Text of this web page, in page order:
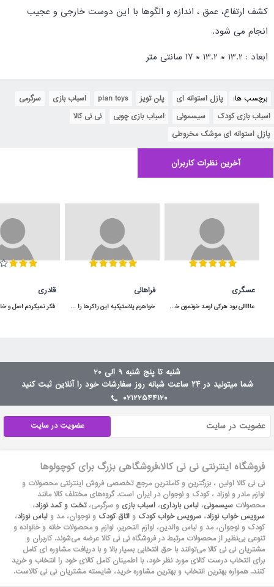
کشف ارتفاع، عمق ، اندازه و الگوها با این دوست خارجی و عجیب
انجام می شود.
ابعاد : 13.2 * 13.2 * 17 سانتی متر
برچسب ها: پازل استوانه ای پلن تویز plan toys اسباب بازی سرگرمی
اسباب بازی کودک
سیسمونی اسباب بازی چوبی نی نی کالا
پازل استوانه ای موشک مخروطی
آخرین نظرات کاربران
عسگری
عاااالی بود هرکی اومد خونمون خوشش اومده هرچند که رنگ قسمت قهوه ایش دقیقا مثل عکس نبود و تیره تر هست .
فراهانی
خواهرم پلاستیکیه این راکرها را برای دخترش خریده بود ولی اصلا خوب نبود و تعادل بچه حفظ نمیشد ولی من این راکر چوبی را خریدم خیلی عالی بود مرسی
قادری
شنبه تا پنج شنبه 9 الی 20
شما میتونید در ۲۴ ساعت شبانه روز سفارشات خود را آنلاین ثبت کنید
02122544120
عضویت در سایت
فروشگاه اینترنتی نی نی کالا،فروشگاهی بزرگ برای کوچولوها
نی نی کالا اولین ، بزرگترین و کاملترین مرجع تخصصی فروش اینترنتی محصولات و
لوازم مادر و نوزاد ، کودک و نوجوان در ایران است. گروه‏‏‌های مختلف کالا مانند
محصولات سیسمونی، لباس بارداری، اسباب بازی و سرگرمی،تخت و کمد نوزاد،
سرویس خواب نوزاد، سرویس خواب کودک و اتاق کودک و نوجوان، مد و لباس نوزاد،
کودک و نوجوان، مد و لباس والدین، لوازم التحریر، لوازم و محصولات خانه و خانواده و
تنوعی بی‌نظیر از محصولات مرتبط در فروشگاه نی نی کالا عرضه می‏‏‏‌شوند. کاربران و
مشتریان نی نی‌ کالا می‏‏‌توانند با حق انتخابی بسیار بالا و با دریافت مشاوره ای کامل
برای انتخاب درست کالای مورد نظر خود، با اطمینان کامل کالای خود را انتخاب و خرید
کنند. همواره بهترین انتخاب و بهترین مشاوره خرید، شایسته مشتریان نی نی کالاست.